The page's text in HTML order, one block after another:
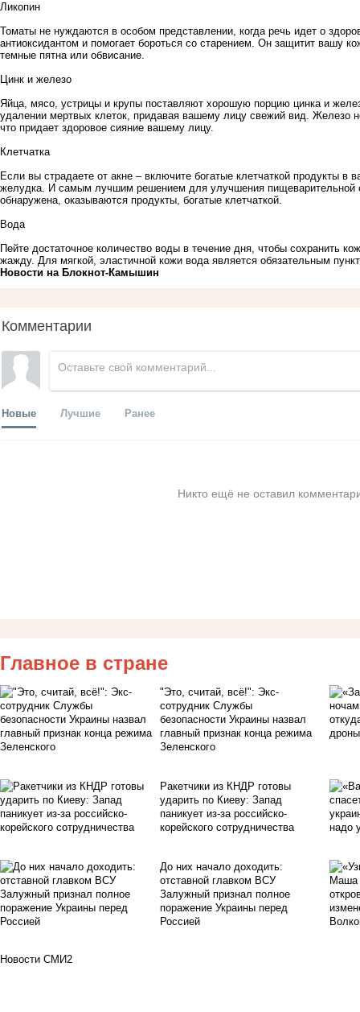
Ликопин
Томаты не нуждаются в особом представлении, когда речь идет о
антиоксидантом и помогает бороться со старением. Он защитит вашу
темные пятна или обвисание.
Цинк и железо
Яйца, мясо, устрицы и крупы поставляют хорошую порцию цинка и
удалении мертвых клеток, придавая вашему лицу свежий вид. Железо
что придает здоровое сияние вашему лицу.
Клетчатка
Если вы страдаете от акне – включите богатые клетчаткой продукты в
желудка. И самым лучшим решением для улучшения пищеварительной
обнаружена, оказываются продукты, богатые клетчаткой.
Вода
Пейте достаточное количество воды в течение дня, чтобы сохранить
жажду. Для мягкой, эластичной кожи вода является обязательным
Новости на Блoкнoт-Камышин
Комментарии
Новые Лучшие Ранее
Никто ещё не оставил
Главное в стране
"Это, считай, всё!": Экс-
сотрудник Службы
безопасности Украины назвал
главный признак конца режима
Зеленского
Ракетчики из КНДР готовы
ударить по Киеву: Запад
паникует из-за российско-
корейского сотрудничества
До них начало доходить:
отставной главком ВСУ
Залужный признал полное
поражение Украины перед
Россией
Новости СМИ2